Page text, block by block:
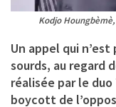
Kodjo
Un appel qui
sourds, au regard
réalisée par le
boycott de